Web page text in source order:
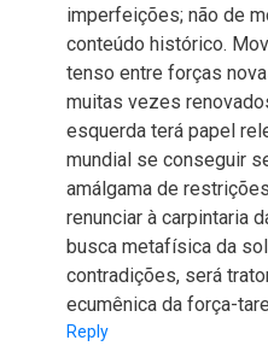
imperfeições; não de
conteúdo histórico.
tenso entre forças
muitas vezes
esquerda terá papel
mundial se conseguir
amálgama de
renunciar à carpintaria
busca metafísica da
contradições, será
ecumênica da força-
Reply